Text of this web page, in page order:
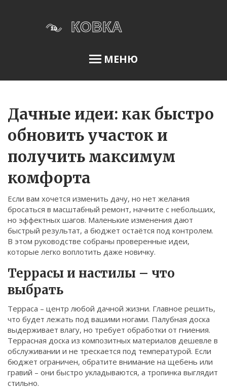
МЕНЮ
Меню
О нас
Условия использования
Политика конфиденциальности
ФЗ-152
Связаться
© 2026. Все права защищены.
Дачные идеи: как быстро
обновить участок и
получить максимум
комфорта
Если вам хочется изменить дачу, но нет желания
бросаться в масштабный ремонт, начните с небольших,
но эффектных шагов. Маленькие изменения дают
быстрый результат, а бюджет остаётся под контролем.
В этом руководстве собраны проверенные идеи,
которые легко воплотить даже новичку.
Террасы и настилы – что
выбрать
Терраса – центр любой дачной жизни. Главное решить,
что будет лежать под вашими ногами. Палубная доска
выдерживает влагу, но требует обработки от гниения.
Террасная доска из композитных материалов дешевле в
обслуживании и не трескается под температурой. Если
бюджет ограничен, обратите внимание на щебень или
гравий – они быстро укладываются, а тропинка выглядит
стильно.